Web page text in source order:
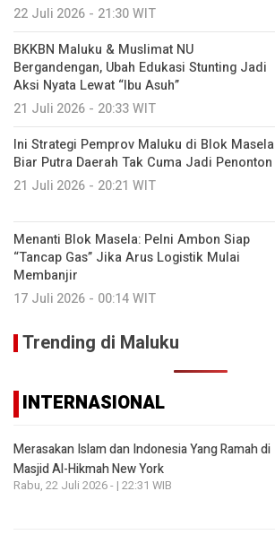
22 Juli 2026 - 21:30 WIT
BKKBN Maluku & Muslimat NU
Bergandengan, Ubah Edukasi Stunting Jadi
Aksi Nyata Lewat “Ibu Asuh”
21 Juli 2026 - 20:33 WIT
Ini Strategi Pemprov Maluku di Blok Masela
Biar Putra Daerah Tak Cuma Jadi Penonton
21 Juli 2026 - 20:21 WIT
Menanti Blok Masela: Pelni Ambon Siap
“Tancap Gas” Jika Arus Logistik Mulai
Membanjir
17 Juli 2026 - 00:14 WIT
Trending di Maluku
INTERNASIONAL
Merasakan Islam dan Indonesia Yang Ramah di
Masjid Al-Hikmah New York
Rabu, 22 Juli 2026 - | 22:31 WIB